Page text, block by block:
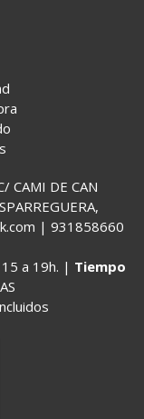
CAMI DE CAN
| 931858660
a 19h. | Tiempo